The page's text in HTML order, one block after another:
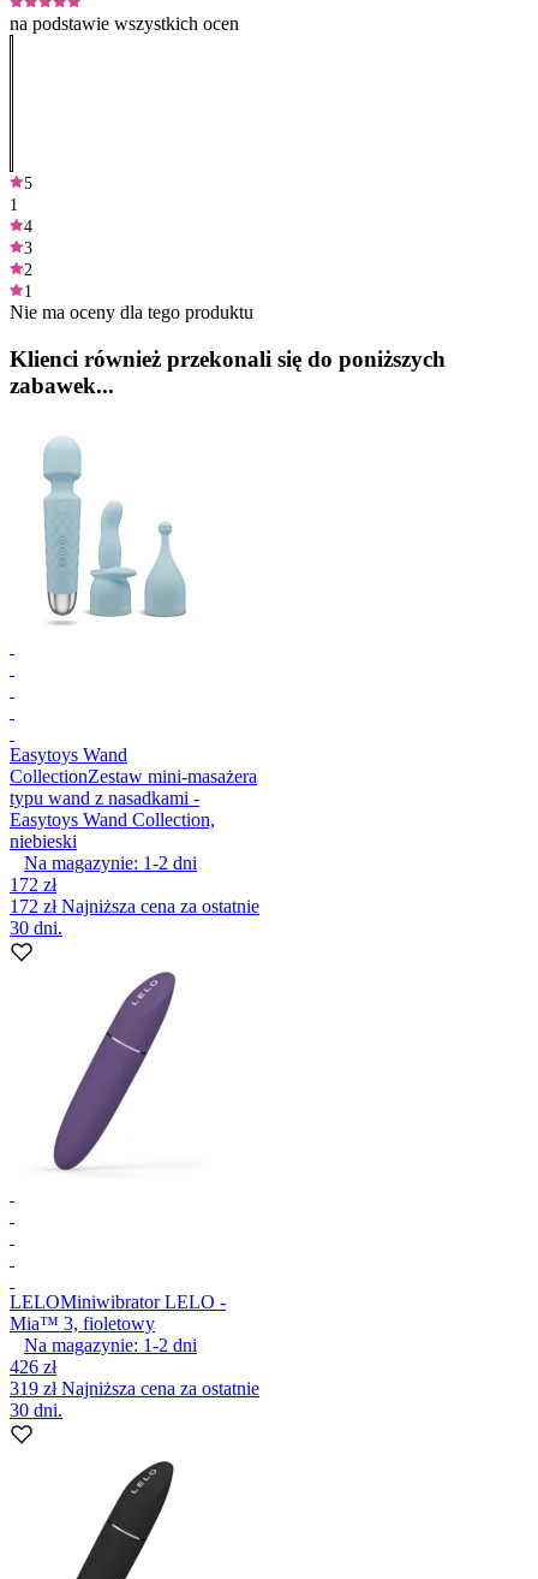
na podstawie wszystkich ocen
5
1
4
3
2
1
Nie ma oceny dla tego produktu
Klienci również przekonali się do poniższych
zabawek...
Easytoys Wand
CollectionZestaw mini-masażera
typu wand z nasadkami -
Easytoys Wand Collection,
niebieski
Na magazynie: 1-2 dni
172 zł
172 złNajniższa cena za ostatnie
30 dni.
LELOMiniwibrator LELO -
Mia™ 3, fioletowy
Na magazynie: 1-2 dni
426 zł
319 złNajniższa cena za ostatnie
30 dni.